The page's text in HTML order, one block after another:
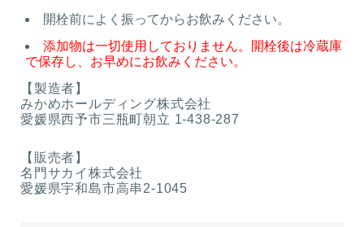
開栓前によく振ってからお飲みください。
添加物は一切使用しておりません。開栓後は冷蔵庫
で保存し、お早めにお飲みください。
【製造者】
みかめホールディング株式会社
愛媛県西予市三瓶町朝立 1-438-287
【販売者】
名門サカイ株式会社
愛媛県宇和島市高串2‐1045